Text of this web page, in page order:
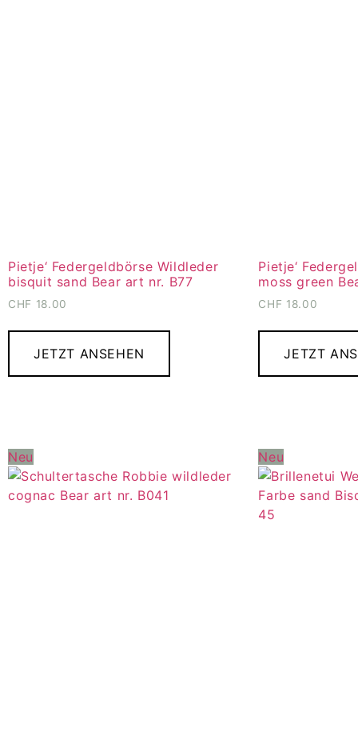
Pietje‘ Federgeldbörse Wildleder
bisquit sand Bear art nr. B77
CHF 18.00
JETZT ANSEHEN
Pietje‘
moss green
CHF 18.00
JETZT
Neu Neu